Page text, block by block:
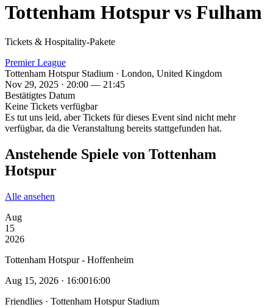
Tottenham Hotspur vs Fulham
Tickets & Hospitality-Pakete
Premier League
Tottenham Hotspur Stadium · London, United Kingdom
Nov 29, 2025 · 20:00 — 21:45
Bestätigtes Datum
Keine Tickets verfügbar
Es tut uns leid, aber Tickets für dieses Event sind nicht mehr
verfügbar, da die Veranstaltung bereits stattgefunden hat.
Anstehende Spiele von Tottenham
Hotspur
Alle ansehen
Aug
15
2026
Tottenham Hotspur - Hoffenheim
Aug 15, 2026 · 16:0016:00
Friendlies · Tottenham Hotspur Stadium